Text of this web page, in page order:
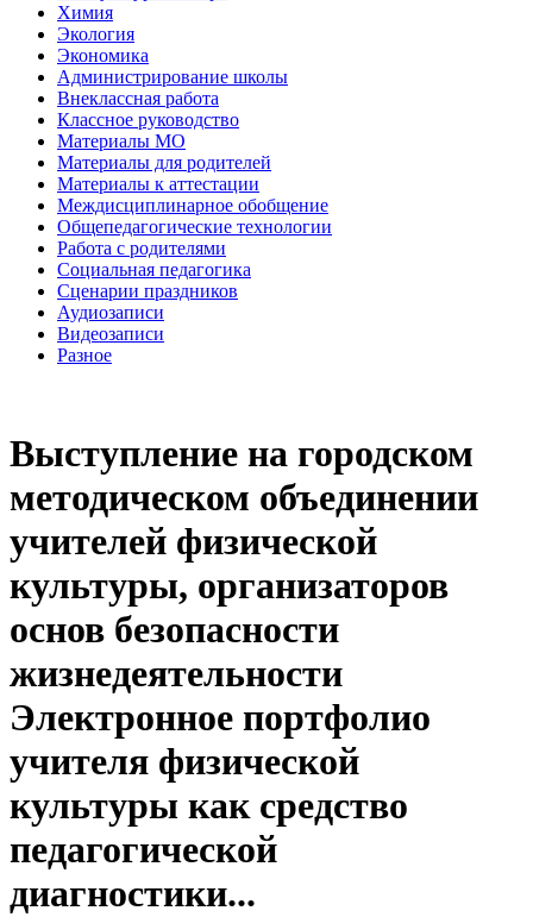
Химия
Экология
Экономика
Администрирование школы
Внеклассная работа
Классное руководство
Материалы МО
Материалы для родителей
Материалы к аттестации
Междисциплинарное обобщение
Общепедагогические технологии
Работа с родителями
Социальная педагогика
Сценарии праздников
Аудиозаписи
Видеозаписи
Разное
Выступление на городском
методическом объединении
учителей физической
культуры, организаторов
основ безопасности
жизнедеятельности
Электронное портфолио
учителя физической
культуры как средство
педагогической
диагностики...